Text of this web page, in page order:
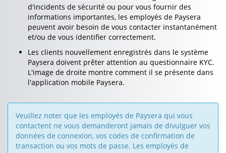
d'incidents de sécurité ou pour vous fournir des
informations importantes, les employés de Paysera
peuvent avoir besoin de vous contacter instantanément
et/ou de vous identifier correctement.
Les clients nouvellement enregistrés dans le système
Paysera doivent prêter attention au questionnaire KYC.
L'image de droite montre comment il se présente dans
l'application mobile Paysera.
Veuillez noter que les employés de Paysera qui vous
contactent ne vous demanderont jamais de divulguer vos
données de connexion, vos codes de confirmation de
transaction ou vos mots de passe. Les employés de